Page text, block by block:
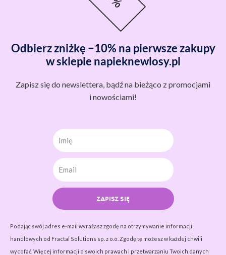
Odbierz zniżkę −10% na pierwsze zakupy
w sklepie napieknewlosy.pl
Zapisz się do newslettera, bądź na bieżąco z promocjami
i nowościami!
Imię
ZAPISZ SIĘ
Podając swój adres e-mail wyrażasz zgodę na otrzymywanie informacji
handlowych od Fractal Solutions sp. z o.o. Zgodę tę możesz w każdej chwili
wycofać. Więcej informacji o swoich prawach i przetwarzaniu Twoich danych